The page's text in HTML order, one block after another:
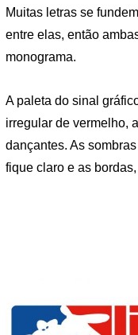
Muitas letras se
entre elas, então
monograma.
A paleta do sinal
irregular de vermelho,
dançantes. As
fique claro e as